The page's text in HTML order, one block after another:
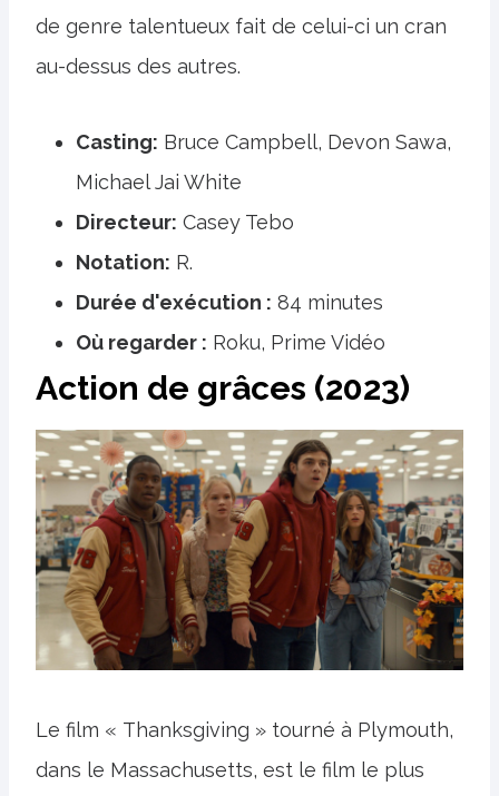
de genre talentueux fait de celui-ci un cran
au-dessus des autres.
Casting: Bruce Campbell, Devon Sawa,
Michael Jai White
Directeur: Casey Tebo
Notation: R.
Durée d'exécution : 84 minutes
Où regarder : Roku, Prime Vidéo
Action de grâces (2023)
Le film « Thanksgiving » tourné à Plymouth,
dans le Massachusetts, est le film le plus